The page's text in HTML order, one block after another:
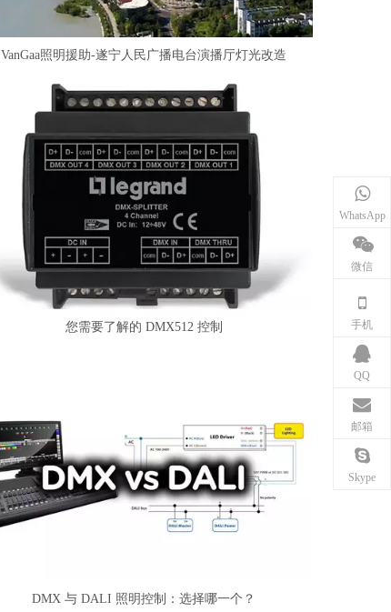
VanGaa照明援助-遂宁人民广播电台演播厅灯光改造
您需要了解的 DMX512 控制
DMX 与 DALI 照明控制：选择哪一个？
WhatsApp
微信
手机
QQ
邮箱
Skype